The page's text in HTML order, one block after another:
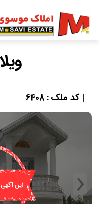
| کد ملک : 6408